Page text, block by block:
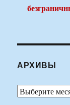
АРХИВЫ
Архивы